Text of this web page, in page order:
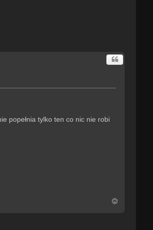
popełnia tylko ten co nic nie robi